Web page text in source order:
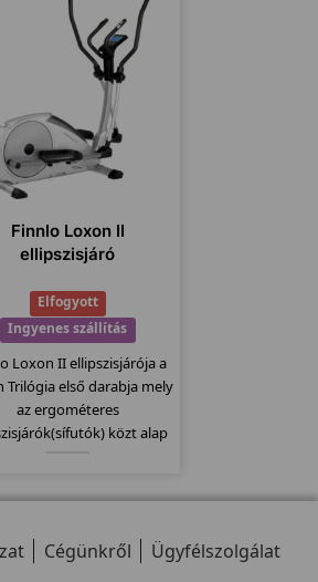
Finnlo Loxon II
ellipszisjáró
Elfogyott
Ingyenes szállítás
Loxon II ellipszisjárója a
Trilógia első darabja mely
az ergométeres
közt alap
való állíthatósággal
pulzusmérővel.
Cégünkről Ügyfélszolgálat